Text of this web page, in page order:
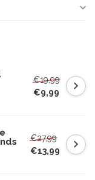
€19,99
€9,99
€27,99
€13,99